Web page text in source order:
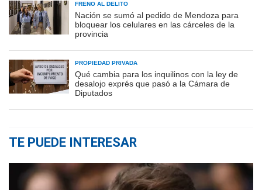
FRENO AL DELITO
Nación se sumó al pedido de Mendoza para
bloquear los celulares en las cárceles de la
provincia
PROPIEDAD PRIVADA
Qué cambia para los inquilinos con la ley de
desalojo exprés que pasó a la Cámara de
Diputados
TE PUEDE INTERESAR